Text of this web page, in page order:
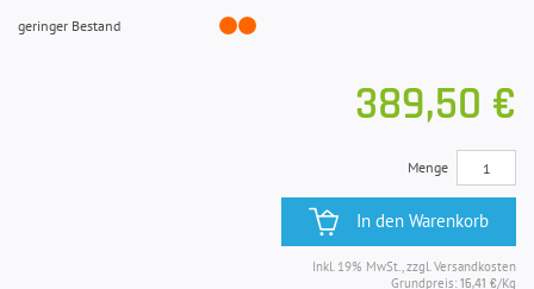
geringer Bestand
389,50 €
Menge
In den Warenkorb
Inkl. 19% MwSt., zzgl. Versandkosten
Grundpreis: 16,41 €/Kg